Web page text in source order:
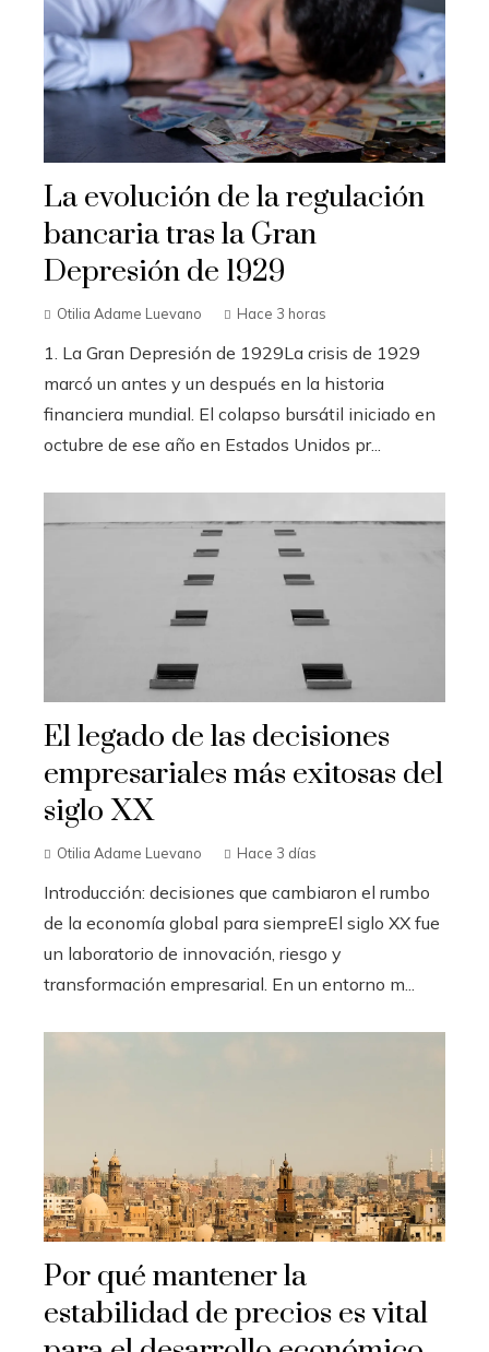
La evolución de la regulación
bancaria tras la Gran
Depresión de 1929
Otilia Adame Luevano Hace 3 horas
1. La Gran Depresión de 1929La crisis de 1929
marcó un antes y un después en la historia
financiera mundial. El colapso bursátil iniciado en
octubre de ese año en Estados Unidos pr...
El legado de las decisiones
empresariales más exitosas del
siglo XX
Otilia Adame Luevano Hace 3 días
Introducción: decisiones que cambiaron el rumbo
de la economía global para siempreEl siglo XX fue
un laboratorio de innovación, riesgo y
transformación empresarial. En un entorno m...
Por qué mantener la
estabilidad de precios es vital